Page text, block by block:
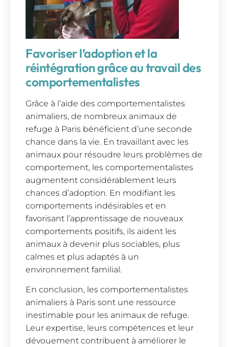
Favoriser l’adoption et la
réintégration grâce au travail des
comportementalistes
Grâce à l’aide des comportementalistes
animaliers, de nombreux animaux de
refuge à Paris bénéficient d’une seconde
chance dans la vie. En travaillant avec les
animaux pour résoudre leurs problèmes de
comportement, les comportementalistes
augmentent considérablement leurs
chances d’adoption. En modifiant les
comportements indésirables et en
favorisant l’apprentissage de nouveaux
comportements positifs, ils aident les
animaux à devenir plus sociables, plus
calmes et plus adaptés à un
environnement familial.
En conclusion, les comportementalistes
animaliers à Paris sont une ressource
inestimable pour les animaux de refuge.
Leur expertise, leurs compétences et leur
dévouement contribuent à améliorer le